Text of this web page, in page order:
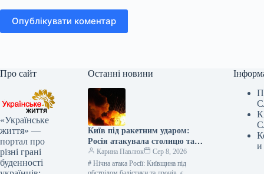
Опублікувати коментар
Про сайт
«Українське
життя» —
портал про
різні грані
буденності
Останні новини
Київ під ракетним ударом:
Росія атакувала столицю та
область, є жертви —
найсвіжіші подробиці
Карина Павлюк
Сер 8, 2026
# Нічна атака Росії: Київщина під
и